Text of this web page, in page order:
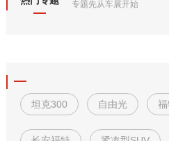
专题先从车展开始
坦克300 自由光